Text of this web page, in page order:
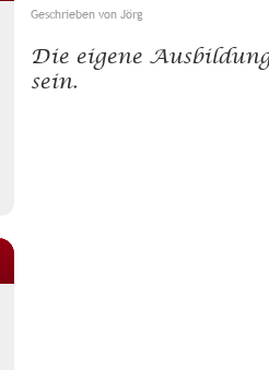
Geschrieben vonJörg
Die eigene
sein.